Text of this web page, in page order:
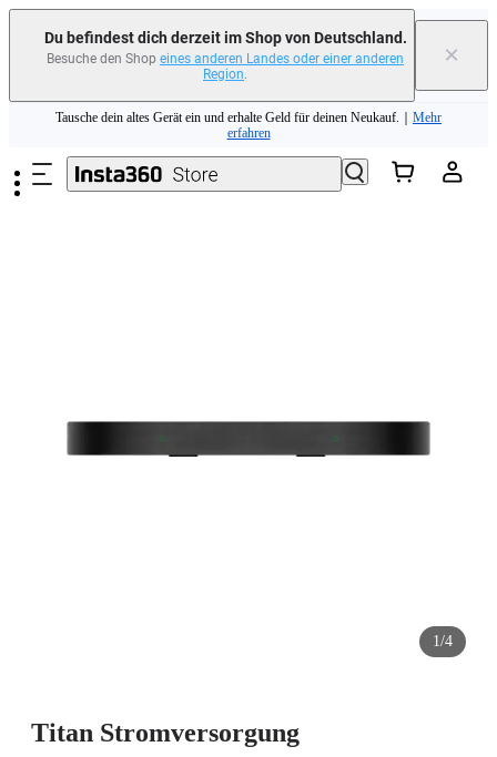
Du befindest dich derzeit im Shop von Deutschland.
Besuche den Shop eines anderen Landes oder einer anderen
Region.
×
Zum Hauptinhalt springen
Tausche dein altes Gerät ein und erhalte Geld für deinen Neukauf.｜ Mehr
erfahren
1/4
Titan Stromversorgung